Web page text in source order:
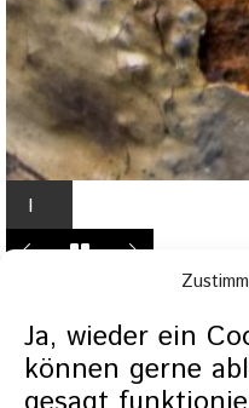
Ja, wieder ein
können gerne
I
n
g
h
t